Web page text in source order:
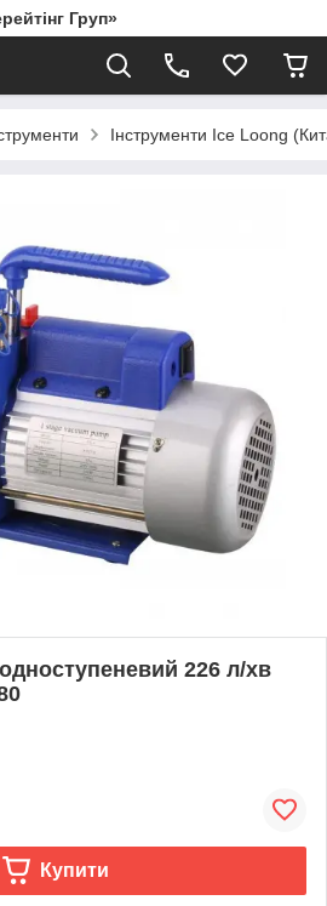
Груп»
Інструменти Ice Loong
226 л/хв
Купити